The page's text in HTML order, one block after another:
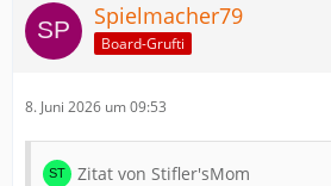
Spielmacher79
Board-Grufti
8. Juni 2026 um 09:53
Zitat von Stifler'sMom